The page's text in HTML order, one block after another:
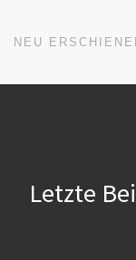
Letzte